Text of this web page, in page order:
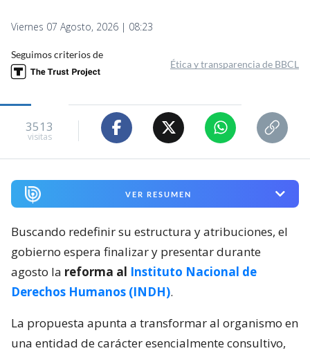
Viernes 07 Agosto, 2026 | 08:23
Seguimos criterios de
Ética y transparencia de BBCL
3513
visitas
VER RESUMEN
Buscando redefinir su estructura y atribuciones, el
gobierno espera finalizar y presentar durante
agosto la reforma al Instituto Nacional de
Derechos Humanos (INDH).
La propuesta apunta a transformar al organismo en
una entidad de carácter esencialmente consultivo,